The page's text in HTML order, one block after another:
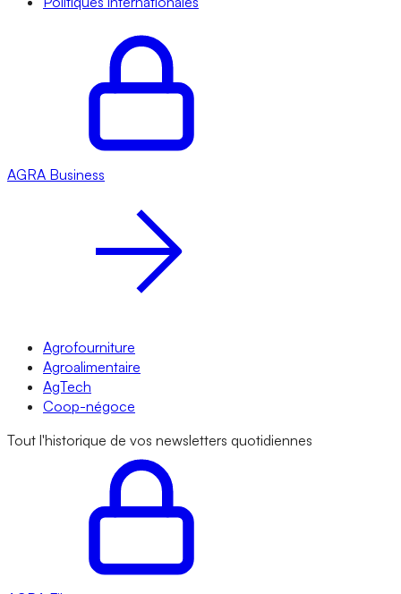
AGRA Business
Agrofourniture
Agroalimentaire
AgTech
Coop-négoce
Tout l'historique de vos newsletters quotidiennes